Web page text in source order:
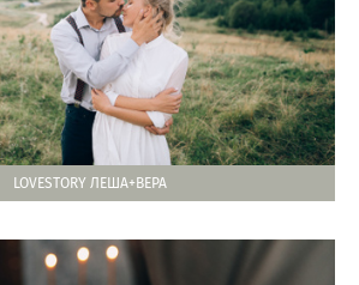
LOVESTORY ЛЕША+ВЕРА